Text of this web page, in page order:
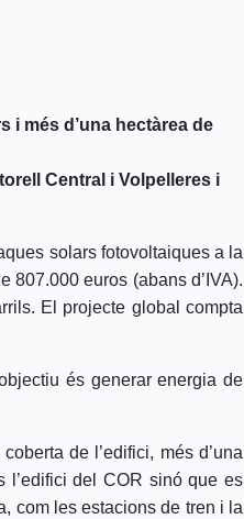
i més d’una hectàrea de
Central i Volpelleres i
solars fotovoltaiques a la
807.000 euros (abans d’IVA).
El projecte global compta
és generar energia de
de l’edifici, més d’una
l’edifici del COR sinó que es
com les estacions de tren i la